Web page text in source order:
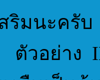
มนะครับ
วอย่าง